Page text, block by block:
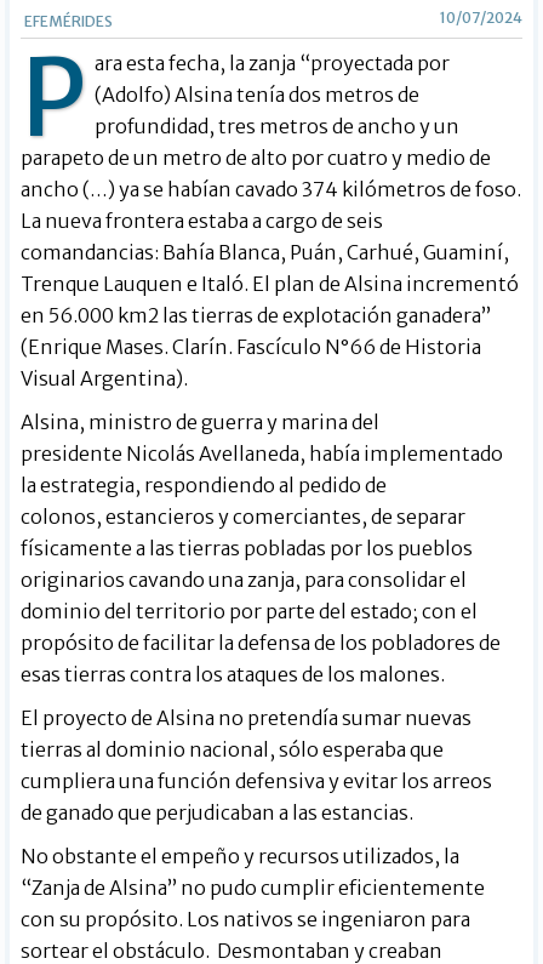
EFEMÉRIDES 10/07/2024
P ara esta fecha, la zanja “proyectada por
(Adolfo) Alsina tenía dos metros de
profundidad, tres metros de ancho y un
parapeto de un metro de alto por cuatro y medio de
ancho (…) ya se habían cavado 374 kilómetros de foso.
La nueva frontera estaba a cargo de seis
comandancias: Bahía Blanca, Puán, Carhué, Guaminí,
Trenque Lauquen e Italó. El plan de Alsina incrementó
en 56.000 km2 las tierras de explotación ganadera”
(Enrique Mases. Clarín. Fascículo N°66 de Historia
Visual Argentina).
Alsina, ministro de guerra y marina del
presidente Nicolás Avellaneda, había implementado
la estrategia, respondiendo al pedido de
colonos, estancieros y comerciantes, de separar
físicamente a las tierras pobladas por los pueblos
originarios cavando una zanja, para consolidar el
dominio del territorio por parte del estado; con el
propósito de facilitar la defensa de los pobladores de
esas tierras contra los ataques de los malones.
El proyecto de Alsina no pretendía sumar nuevas
tierras al dominio nacional, sólo esperaba que
cumpliera una función defensiva y evitar los arreos
de ganado que perjudicaban a las estancias.
No obstante el empeño y recursos utilizados, la
“Zanja de Alsina” no pudo cumplir eficientemente
con su propósito. Los nativos se ingeniaron para
sortear el obstáculo. Desmontaban y creaban